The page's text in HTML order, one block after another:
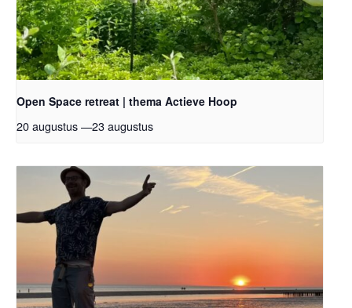
Open Space retreat | thema Actieve Hoop
20 augustus—23 augustus